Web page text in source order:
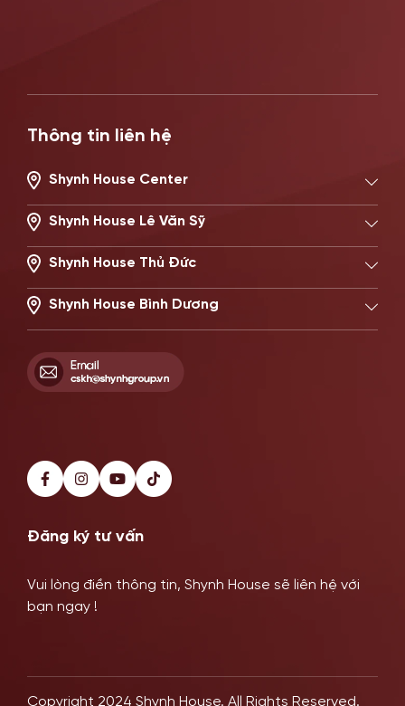
Thông tin liên hệ
Shynh House Center
Shynh House Lê Văn Sỹ
Shynh House Thủ Đức
Shynh House Bình Dương
Đăng ký tư vấn
Vui lòng điền thông tin, Shynh House sẽ liên hệ với
bạn ngay !
Copyright 2024 Shynh House. All Rights Reserved.